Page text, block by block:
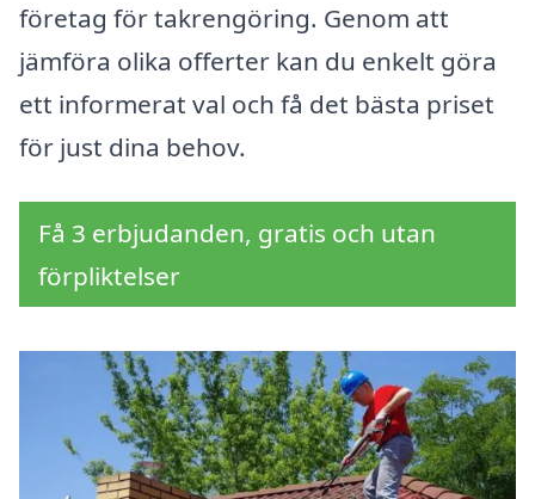
företag för takrengöring. Genom att
jämföra olika offerter kan du enkelt göra
ett informerat val och få det bästa priset
för just dina behov.
Få 3 erbjudanden, gratis och utan
förpliktelser